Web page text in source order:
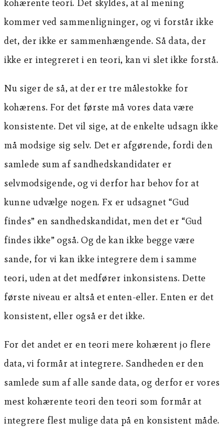
kohærente teori. Det skyldes, at al mening
kommer ved sammenligninger, og vi forstår ikke
det, der ikke er sammenhængende. Så data, der
ikke er integreret i en teori, kan vi slet ikke forstå.
Nu siger de så, at der er tre målestokke for
kohærens. For det første må vores data være
konsistente. Det vil sige, at de enkelte udsagn ikke
må modsige sig selv. Det er afgørende, fordi den
samlede sum af sandhedskandidater er
selvmodsigende, og vi derfor har behov for at
kunne udvælge nogen. Fx er udsagnet “Gud
findes” en sandhedskandidat, men det er “Gud
findes ikke” også. Og de kan ikke begge være
sande, for vi kan ikke integrere dem i samme
teori, uden at det medfører inkonsistens. Dette
første niveau er altså et enten-eller. Enten er det
konsistent, eller også er det ikke.
For det andet er en teori mere kohærent jo flere
data, vi formår at integrere. Sandheden er den
samlede sum af alle sande data, og derfor er vores
mest kohærente teori den teori som formår at
integrere flest mulige data på en konsistent måde.